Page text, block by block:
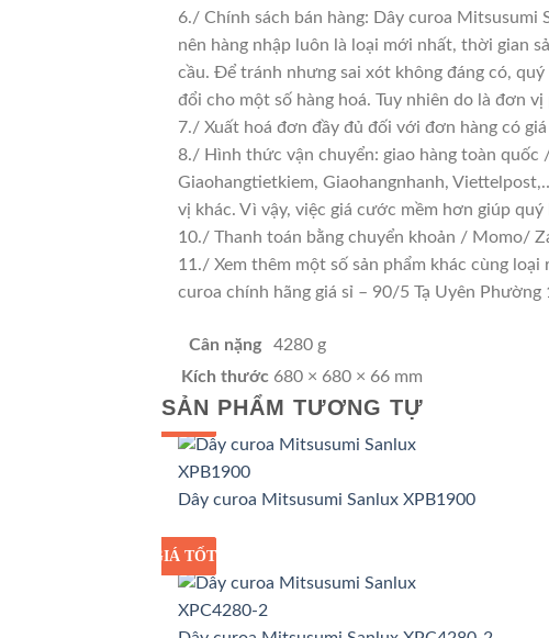
6./ Chính sách bán hàng: Dây curoa Mitsusumi
nên hàng nhập luôn là loại mới nhất, thời gian
cầu. Để tránh nhưng sai xót không đáng có,
đổi cho một số hàng hoá. Tuy nhiên do là đơn
7./ Xuất hoá đơn đầy đủ đối với đơn hàng có
8./ Hình thức vận chuyển: giao hàng toàn quốc
Giaohangtietkiem, Giaohangnhanh,
vị khác. Vì vậy, việc giá cước mềm hơn giúp
10./ Thanh toán bằng chuyển khoản / Momo/
11./ Xem thêm một số sản phẩm khác cùng
curoa chính hãng giá sỉ – 90/5 Tạ Uyên Phường
Cân nặng
4280 g
Kích thước 680 × 680 × 66 mm
SẢN PHẨM TƯƠNG TỰ
GIÁ SỈ
GIÁ TỐT
Dây curoa Mitsusumi Sanlux XPB1900
GIÁ SỈ
GIÁ TỐT